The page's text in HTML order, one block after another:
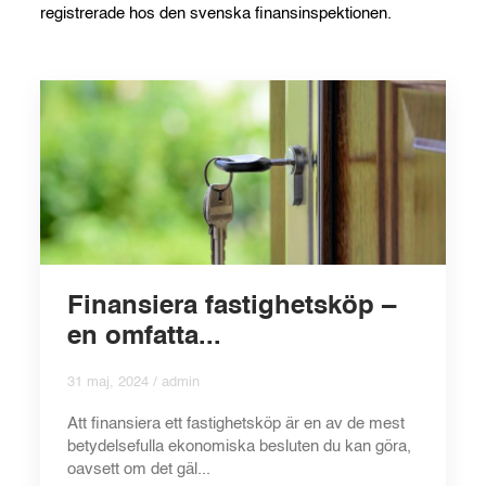
registrerade hos den svenska finansinspektionen.
Finansiera fastighetsköp –
en omfatta...
31 maj, 2024 / admin
Att finansiera ett fastighetsköp är en av de mest
betydelsefulla ekonomiska besluten du kan göra,
oavsett om det gäl...